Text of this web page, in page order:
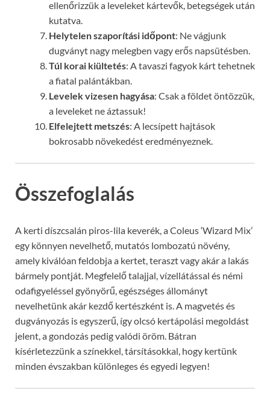
ellenőrizzük a leveleket kártevők, betegségek után
kutatva.
Helytelen szaporítási időpont: Ne vágjunk
dugványt nagy melegben vagy erős napsütésben.
Túl korai kiültetés: A tavaszi fagyok kárt tehetnek
a fiatal palántákban.
Levelek vizesen hagyása: Csak a földet öntözzük,
a leveleket ne áztassuk!
Elfelejtett metszés: A lecsípett hajtások
bokrosabb növekedést eredményeznek.
Összefoglalás
A kerti díszcsalán piros-lila keverék, a Coleus ‘Wizard Mix’
egy könnyen nevelhető, mutatós lombozatú növény,
amely kiválóan feldobja a kertet, teraszt vagy akár a lakás
bármely pontját. Megfelelő talajjal, vízellátással és némi
odafigyeléssel gyönyörű, egészséges állományt
nevelhetünk akár kezdő kertészként is. A magvetés és
dugványozás is egyszerű, így olcsó kertápolási megoldást
jelent, a gondozás pedig valódi öröm. Bátran
kísérletezzünk a színekkel, társításokkal, hogy kertünk
minden évszakban különleges és egyedi legyen!